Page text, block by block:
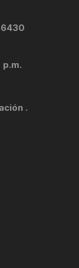
p.m.
.